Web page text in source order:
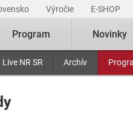
Výročie E-SHOP
Live NR SR Archív
Program Novinky